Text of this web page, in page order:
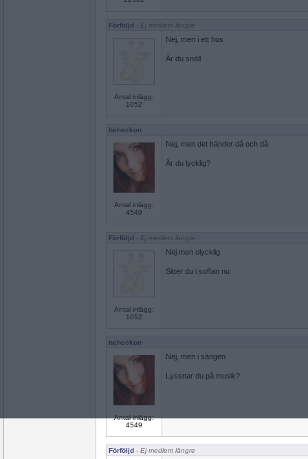
Förföljd - Ej medlem längre
Antal inlägg:
1052
Nej, men i ett hus
Är du snäll
heheckon
Antal inlägg:
4549
Nej, men det händer då och då
Är du lycklig?
Förföljd - Ej medlem längre
Antal inlägg:
1052
Nej men olycklig
Sitter du i soffan nu
heheckon
Antal inlägg:
4549
Nej, men i sängen
Lyssnar du på musik?
Förföljd - Ej medlem längre